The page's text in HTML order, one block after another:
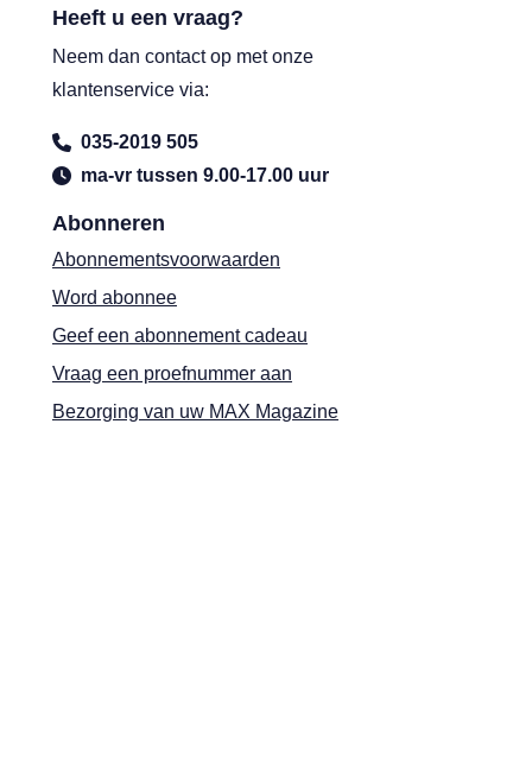
Abonneren
Abonnementsvoorwaarden
Word abonnee
Geef een abonnement cadeau
Vraag een proefnummer aan
Bezorging van uw MAX Magazine
Heeft u een vraag?
Neem dan contact op met onze
klantenservice via:
035-2019 505
ma-vr tussen 9.00-17.00 uur